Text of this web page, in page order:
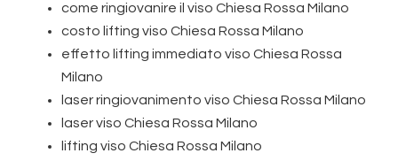
come ringiovanire il viso Chiesa Rossa Milano
costo lifting viso Chiesa Rossa Milano
effetto lifting immediato viso Chiesa Rossa
Milano
laser ringiovanimento viso Chiesa Rossa Milano
laser viso Chiesa Rossa Milano
lifting viso Chiesa Rossa Milano